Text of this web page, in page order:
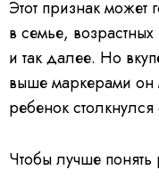
Этот признак может
в семье,
и так далее. Но
выше маркерами он
ребенок столкнулся
Чтобы лучше понять